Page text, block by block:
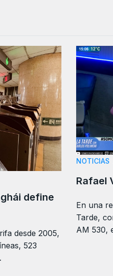
define
desde 2005,
523
NOTICIAS
Rafael
En una
Tarde,
AM 530,